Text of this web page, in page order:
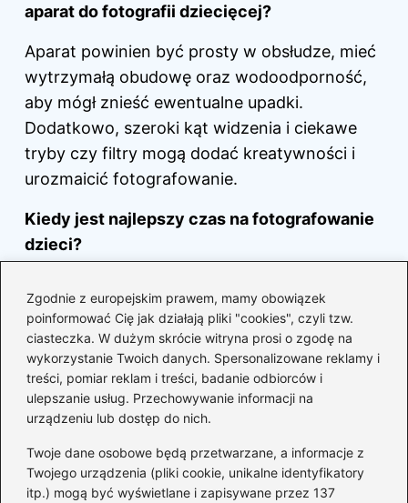
Zgodnie z europejskim prawem, mamy obowiązek
poinformować Cię jak działają pliki "cookies", czyli tzw.
ciasteczka. W dużym skrócie witryna prosi o zgodę na
wykorzystanie Twoich danych. Spersonalizowane reklamy i
treści, pomiar reklam i treści, badanie odbiorców i
ulepszanie usług. Przechowywanie informacji na
urządzeniu lub dostęp do nich.
Twoje dane osobowe będą przetwarzane, a informacje z
Twojego urządzenia (pliki cookie, unikalne identyfikatory
itp.) mogą być wyświetlane i zapisywane przez 137
aparat do fotografii dziecięcej?
Aparat powinien być prosty w obsłudze, mieć
wytrzymałą obudowę oraz wodoodporność,
aby mógł znieść ewentualne upadki.
Dodatkowo, szeroki kąt widzenia i ciekawe
tryby czy filtry mogą dodać kreatywności i
urozmaicić fotografowanie.
Kiedy jest najlepszy czas na fotografowanie
dzieci?
są poranki oraz późne popołudnia, gdy
światło naturalne jest delikatne i miękkie.
Warto także korzystać z pochmurnych dni,
które działają jak naturalny dyfuzor, aby
uzyskać ciekawe efekty zdjęciowe.
Jakie akcesoria mogą ułatwić fotografowanie
dzieci?